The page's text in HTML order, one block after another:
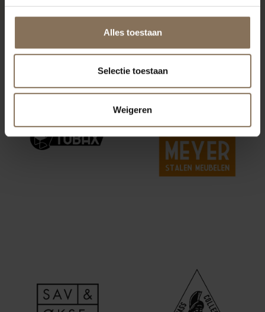
Alles toestaan
Selectie toestaan
Weigeren
ONZE MERKEN